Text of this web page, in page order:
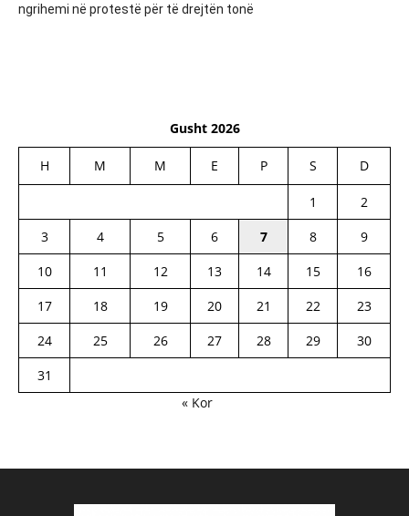
ngrihemi në protestë për të drejtën tonë
Gusht 2026
H M M E P S D
1
2
3
4 5 6 7 8
9
10
11 12 13 14 15
16
17
18 19 20 21 22
23
24
25 26 27 28 29
30
31
« Kor